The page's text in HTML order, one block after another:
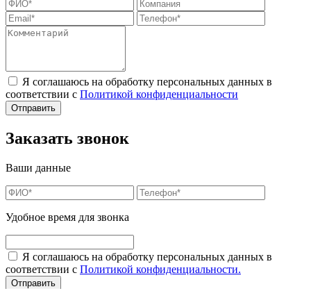
Я соглашаюсь на обработку персональных данных в
соответствии с Политикой конфиденциальности
Заказать звонок
Ваши данные
Удобное время для звонка
Я соглашаюсь на обработку персональных данных в
соответствии с Политикой конфиденциальности.